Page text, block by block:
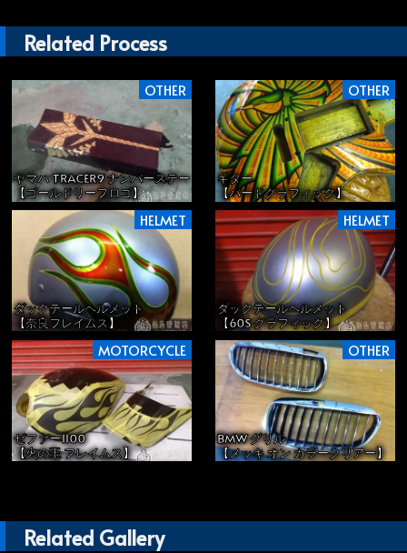
Related Process
OTHER
ヤマハ TRACER9 ナンバーステー
【ゴールドリーフロゴ】
OTHER
ギター
【バードグラフィック】
HELMET
ダックテールヘルメット
【奈良フレイムス】
HELMET
ダックテールヘルメット
【60S グラフィック】
MOTORCYCLE
ゼファー1100
【火の玉 フレイムス】
OTHER
BMW グリル
【メッキ オン カラークリアー】
Related Gallery